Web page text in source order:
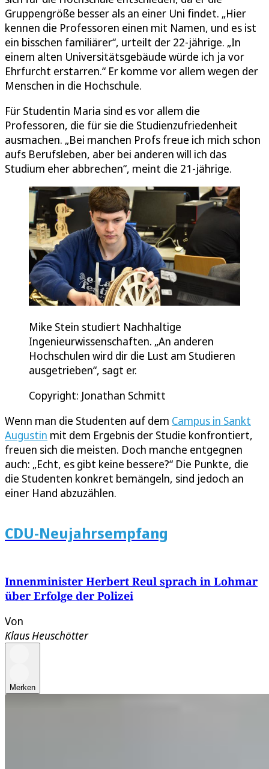
Gruppengröße besser als an einer Uni findet. „Hier
kennen die Professoren einen mit Namen, und es ist
ein bisschen familiärer“, urteilt der 22-jährige. „In
einem alten Universitätsgebäude würde ich ja vor
Ehrfurcht erstarren.“ Er komme vor allem wegen der
Menschen in die Hochschule.
Für Studentin Maria sind es vor allem die
Professoren, die für sie die Studienzufriedenheit
ausmachen. „Bei manchen Profs freue ich mich schon
aufs Berufsleben, aber bei anderen will ich das
Studium eher abbrechen“, meint die 21-jährige.
Mike Stein studiert Nachhaltige
Ingenieurwissenschaften. „An anderen
Hochschulen wird dir die Lust am Studieren
ausgetrieben“, sagt er.
Copyright: Jonathan Schmitt
Wenn man die Studenten auf dem Campus in Sankt
Augustin mit dem Ergebnis der Studie konfrontiert,
freuen sich die meisten. Doch manche entgegnen
auch: „Echt, es gibt keine bessere?“ Die Punkte, die
die Studenten konkret bemängeln, sind jedoch an
einer Hand abzuzählen.
CDU-Neujahrsempfang
Innenminister Herbert Reul sprach in Lohmar
über Erfolge der Polizei
Von
Klaus Heuschötter
Merken